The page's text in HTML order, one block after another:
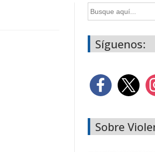
Buscar:
Síguenos:
Sobre